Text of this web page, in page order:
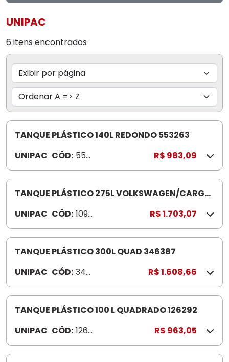
UNIPAC
6 itens encontrados
TANQUE PLÁSTICO 140L REDONDO 553263
UNIPAC CÓD: 553
263
R$ 983,09
TANQUE PLÁSTICO 275L VOLKSWAGEN/CARGO
UNIPAC CÓD: 1093
658
R$ 1.703,07
TANQUE PLÁSTICO 300L QUAD 346387
UNIPAC CÓD: 346
387
R$ 1.608,66
TANQUE PLÁSTICO 100 L QUADRADO 126292
UNIPAC CÓD: 1262
92
R$ 963,05